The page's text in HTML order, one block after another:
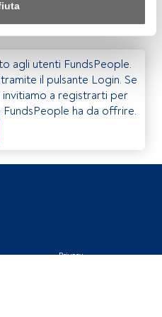
dispositivo per la sua
delle informazioni su un
Pubblicità e contenuti
pubblicità e dei
e sviluppo di servizi.
agli utenti FundsPeople.
il pulsante Login. Se
invitiamo a registrarti per
ha da offrire.
Privacy